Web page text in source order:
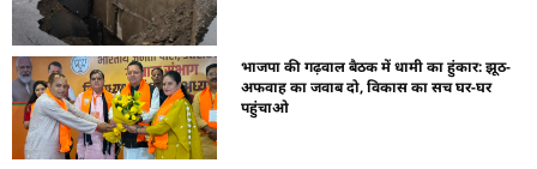
भाजपा की गढ़वाल बैठक में धामी का हुंकार: झूठ-
अफवाह का जवाब दो, विकास का सच घर-घर
पहुंचाओ